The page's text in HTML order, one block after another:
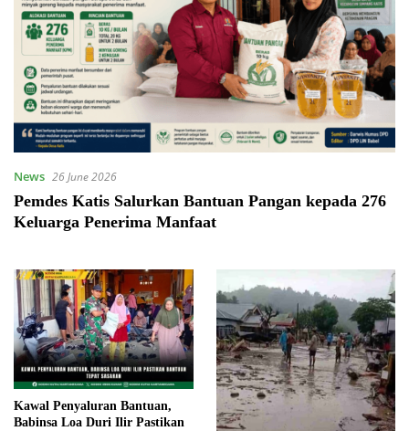
News 26 June 2026
Pemdes Katis Salurkan Bantuan Pangan kepada 276
Keluarga Penerima Manfaat
Kawal Penyaluran Bantuan,
Babinsa Loa Duri Ilir Pastikan